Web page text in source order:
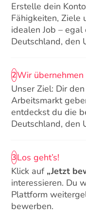
Erstelle dein
Fähigkeiten, Ziele
idealen Job – egal
Deutschland, den
2Wir
Unser Ziel: Dir
Arbeitsmarkt
entdeckst du die
Deutschland, den
3Los geht’s!
Klick auf „Jetzt
interessieren. Du
Plattform
bewerben.